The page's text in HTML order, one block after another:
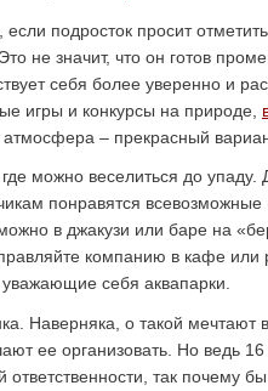
если подросток просит
не значит, что он готов
себя более уверенно и
игры и конкурсы на природе,
‒ прекрасный
можно веселиться до
понравятся
в джакузи или баре на
компанию в кафе или
себя аквапарки.
Наверняка, о такой мечтают
ее организовать. Но ведь
ответственности, так почему